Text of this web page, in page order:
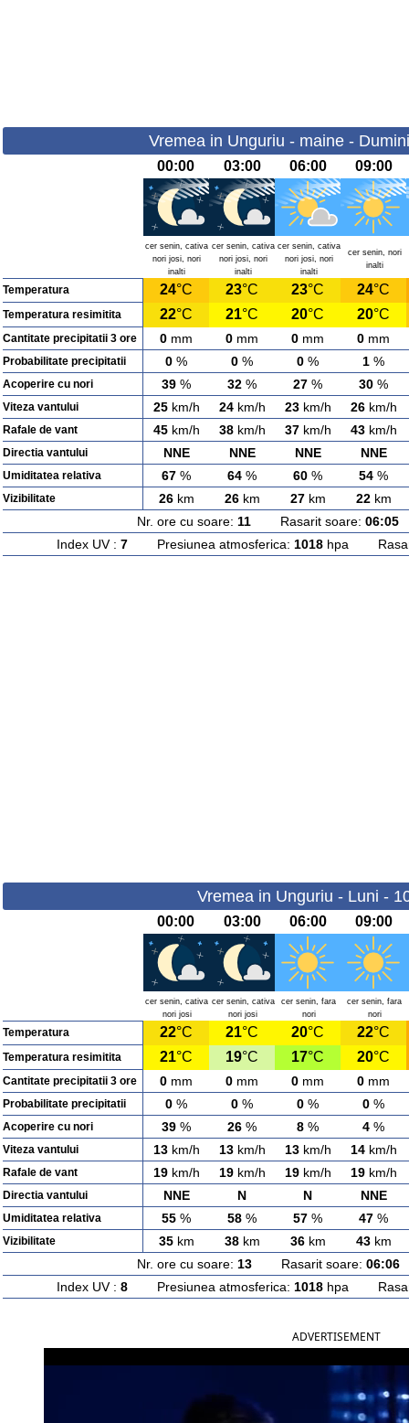
Vremea in Unguriu - maine -
00:00 03:00 06:00 09:00
cer senin, cativa
nori josi, nori
inalti
cer senin, cativa
nori josi, nori
inalti
cer senin, cativa
nori josi, nori
inalti
cer senin, nori
inalti
Temperatura 24°C 23°C 23°C 24°C
Temperatura resimitita 22°C 21°C 20°C 20°C
Cantitate precipitatii 3 ore 0 mm 0 mm 0 mm 0 mm
Probabilitate precipitatii 0 % 0 % 0 % 1 %
Acoperire cu nori 39 % 32 % 27 % 30 %
Viteza vantului 25km/h 24km/h 23km/h 26km/h
Rafale de vant 45km/h 38km/h 37km/h 43km/h
Directia vantului NNE NNE NNE NNE
Umiditatea relativa 67 % 64 % 60 % 54 %
Vizibilitate 26km 26km 27km 22km
Nr. ore cu soare: 11 Rasarit soare: 06:05
Index UV : 7Presiunea atmosferica: 1018hpa
Vremea in Unguriu - Luni -
00:00 03:00 06:00 09:00
cer senin, cativa
nori josi
cer senin, cativa
nori josi
cer senin, fara
nori
cer senin, fara
nori
Temperatura 22°C 21°C 20°C 22°C
Temperatura resimitita 21°C 19°C 17°C 20°C
Cantitate precipitatii 3 ore 0 mm 0 mm 0 mm 0 mm
Probabilitate precipitatii 0 % 0 % 0 % 0 %
Acoperire cu nori 39 % 26 % 8 % 4 %
Viteza vantului 13km/h 13km/h 13km/h 14km/h
Rafale de vant 19km/h 19km/h 19km/h 19km/h
Directia vantului NNE N N NNE
Umiditatea relativa 55 % 58 % 57 % 47 %
Vizibilitate 35km 38km 36km 43km
Nr. ore cu soare: 13Rasarit soare: 06:06
Index UV : 8Presiunea atmosferica: 1018hpa
ADVERTISEMENT